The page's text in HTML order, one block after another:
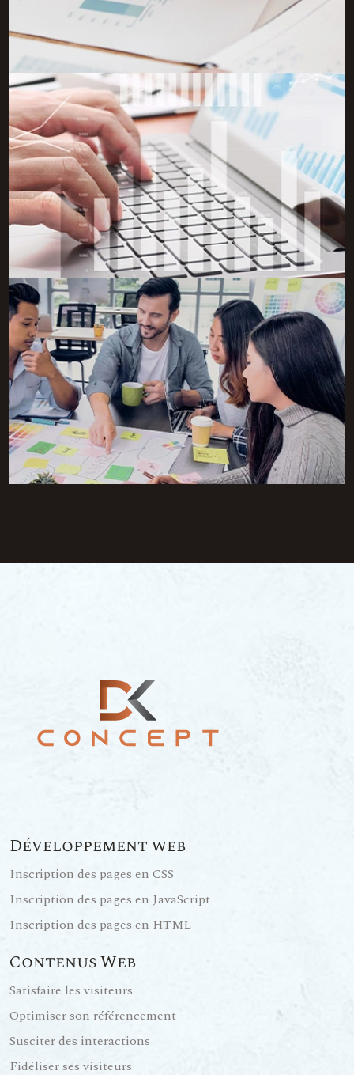
Développement web
Inscription des pages en CSS
Inscription des pages en JavaScript
Inscription des pages en HTML
Contenus Web
Satisfaire les visiteurs
Optimiser son référencement
Susciter des interactions
Fidéliser ses visiteurs